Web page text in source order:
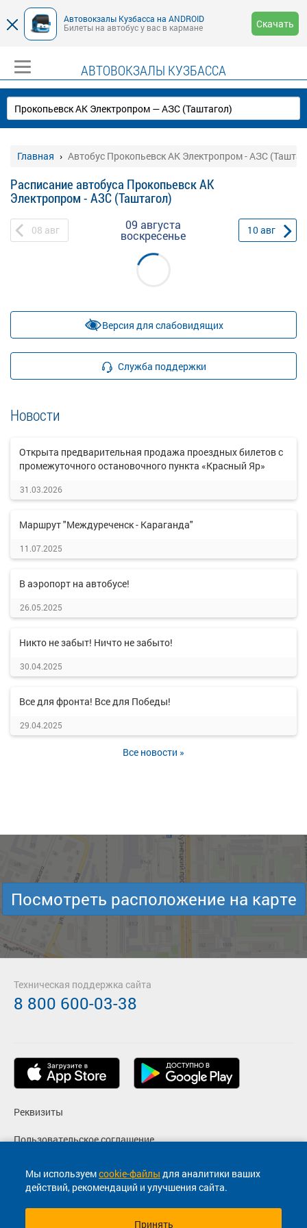
Автовокзалы Кузбасса на ANDROID
Билеты на автобус у вас в кармане
Скачать
АВТОВОКЗАЛЫ КУЗБАССА
Главная Автобус Прокопьевск АК Электропром - АЗС
Расписание автобуса Прокопьевск АК
Электропром - АЗС (Таштагол)
08 авг 09 августа
воскресенье 10авг
Версия для слабовидящих
Служба поддержки
Новости
Открыта предварительная продажа проездных билетов с
промежуточного остановочного пункта «Красный Яр»
31.03.2026
Маршрут "Междуреченск - Караганда"
11.07.2025
В аэропорт на автобусе!
26.05.2025
Никто не забыт! Ничто не забыто!
30.04.2025
Все для фронта! Все для Победы!
29.04.2025
Все новости »
Мы используемcookie-файлы для аналитики ваших
действий, рекомендаций и улучшения сайта.
Принять
Посмотреть расположение на карте
Реквизиты
Пользовательское соглашение
Политика конфиденциальности
Согласие на маркетинговые сообщения
Техническая поддержка сайта
8 800 600-03-38